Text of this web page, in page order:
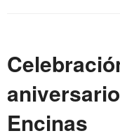
Encinas